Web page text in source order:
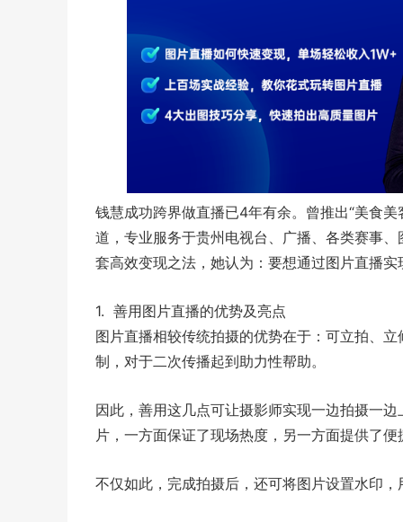
钱慧成功跨界做直播已4年有余。曾推出“美食
道，专业服务于贵州电视台、广播、各类赛事
套高效变现之法，她认为：要想通过图片直播
1. 善用图片直播的优势及亮点
图片直播相较传统拍摄的优势在于：可立拍、
制，对于二次传播起到助力性帮助。
因此，善用这几点可让摄影师实现一边拍摄一
片，一方面保证了现场热度，另一方面提供了
不仅如此，完成拍摄后，还可将图片设置水印